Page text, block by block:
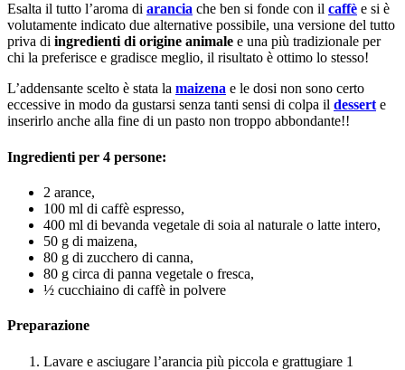
Esalta il tutto l’aroma di arancia che ben si fonde con il caffè e si è
volutamente indicato due alternative possibile, una versione del tutto
priva di ingredienti di origine animale e una più tradizionale per
chi la preferisce e gradisce meglio, il risultato è ottimo lo stesso!
L’addensante scelto è stata la maizena e le dosi non sono certo
eccessive in modo da gustarsi senza tanti sensi di colpa il desserte
inserirlo anche alla fine di un pasto non troppo abbondante!!
Ingredienti per 4 persone:
2 arance,
100 ml di caffè espresso,
400 ml di bevanda vegetale di soia al naturale o latte intero,
50 g di maizena,
80 g di zucchero di canna,
80 g circa di panna vegetale o fresca,
½ cucchiaino di caffè in polvere
Preparazione
Lavare e asciugare l’arancia più piccola e grattugiare 1